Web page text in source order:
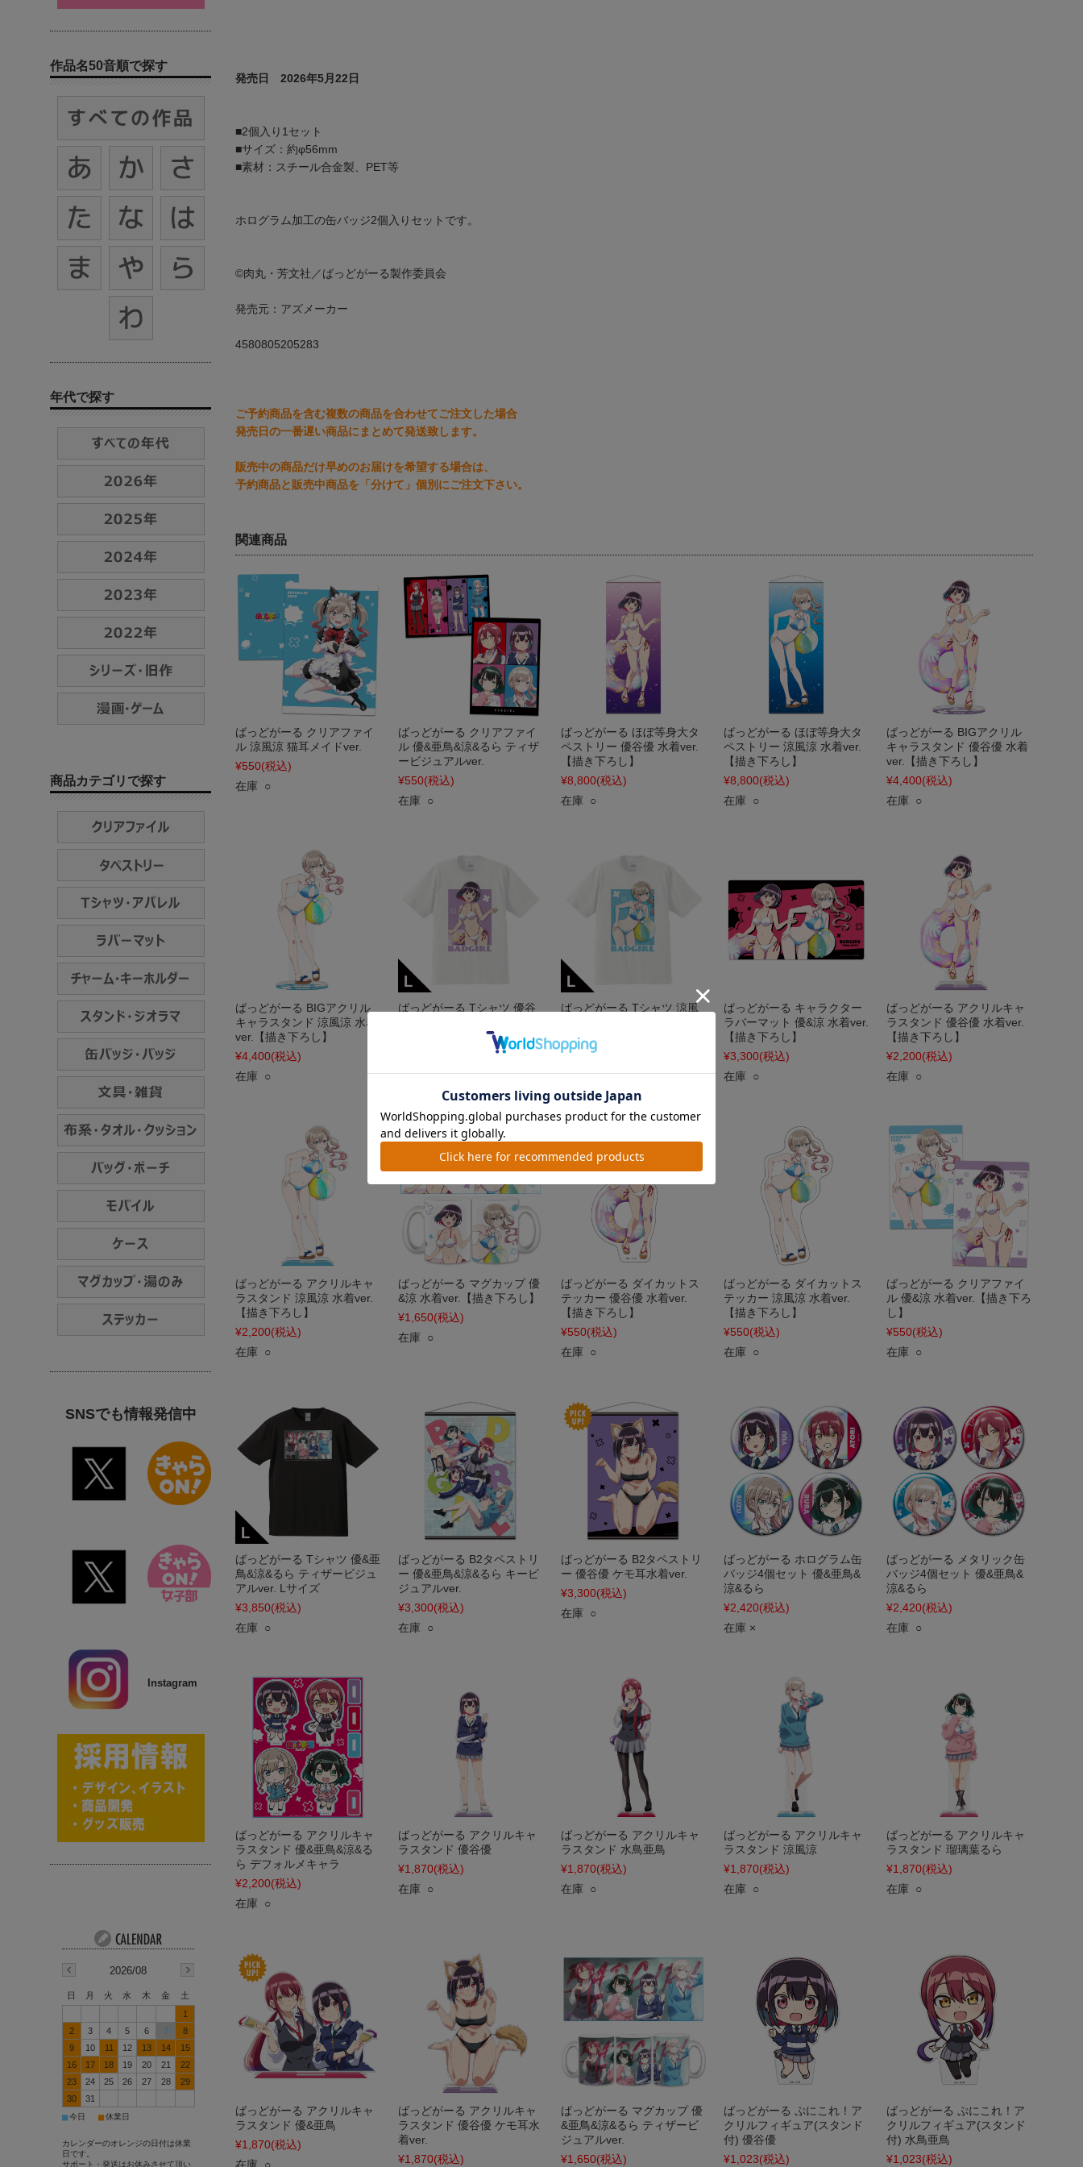
発売日 2026年5月22日
■2個入り1セット
■サイズ：約φ56mm
■素材：スチール合金製、PET等
ホログラム加工の缶バッジ2個入りセットです。
©肉丸・芳文社／ばっどがーる製作委員会
発売元：アズメーカー
4580805205283
ご予約商品を含む複数の商品を合わせてご注文した場合
発売日の一番遅い商品にまとめて発送致します。
販売中の商品だけ早めのお届けを希望する場合は、
予約商品と販売中商品を「分けて」個別にご注文下さい。
関連商品
ばっどがーる クリアファイ
ル 涼風涼 猫耳メイドver.
¥550(税込)
在庫 ○
ばっどがーる クリアファイ
ル 優&亜鳥&涼&るら ティザ
ービジュアルver.
¥550(税込)
在庫 ○
ばっどがーる ほぼ等身大タ
ペストリー 優谷優 水着ver.
【描き下ろし】
¥8,800(税込)
在庫 ○
ばっどがーる ほぼ等身大タ
ペストリー 涼風涼 水着ver.
【描き下ろし】
¥8,800(税込)
在庫 ○
ばっどがーる BIGアクリル
キャラスタンド 優谷優 水着
ver.【描き下ろし】
¥4,400(税込)
在庫 ○
ばっどがーる BIGアクリル
キャラスタンド 涼風涼 水着
ver.【描き下ろし】
¥4,400(税込)
在庫 ○
ばっどがーる Tシャツ 優谷
在庫 ○
ばっどがーる Tシャツ 涼風
ろし】
¥3,850
在庫 ○
ばっどがーる キャラクター
ラバーマット 優&涼 水着ver.
【描き下ろし】
¥3,300(税込)
在庫 ○
ばっどがーる アクリルキャ
ラスタンド 優谷優 水着ver.
【描き下ろし】
¥2,200(税込)
在庫 ○
ばっどがーる アクリルキャ
ラスタンド 涼風涼 水着ver.
【描き下ろし】
¥2,200(税込)
在庫 ○
ばっどがーる マグカップ 優
&涼 水着ver.【描き下ろし】
¥1,650(税込)
在庫 ○
ばっどがーる ダイカットス
テッカー 優谷優 水着ver.
【描き下ろし】
¥550(税込)
在庫 ○
ばっどがーる ダイカットス
テッカー 涼風涼 水着ver.
【描き下ろし】
¥550(税込)
在庫 ○
ばっどがーる クリアファイ
ル 優&涼 水着ver.【描き下ろ
し】
¥550(税込)
在庫 ○
ばっどがーる Tシャツ 優&亜
鳥&涼&るら ティザービジュ
アルver. Lサイズ
¥3,850(税込)
在庫 ○
ばっどがーる B2タペストリ
ー 優&亜鳥&涼&るら キービ
ジュアルver.
¥3,300(税込)
在庫 ○
ばっどがーる B2タペストリ
ー 優谷優 ケモ耳水着ver.
¥3,300(税込)
在庫 ○
ばっどがーる ホログラム缶
バッジ4個セット 優&亜鳥&
涼&るら
¥2,420(税込)
在庫 ×
ばっどがーる メタリック缶
バッジ4個セット 優&亜鳥&
涼&るら
¥2,420(税込)
在庫 ○
ばっどがーる アクリルキャ
ラスタンド 優&亜鳥&涼&る
ら デフォルメキャラ
¥2,200(税込)
在庫 ○
ばっどがーる アクリルキャ
ラスタンド 優谷優
¥1,870(税込)
在庫 ○
ばっどがーる アクリルキャ
ラスタンド 水鳥亜鳥
¥1,870(税込)
在庫 ○
ばっどがーる アクリルキャ
ラスタンド 涼風涼
¥1,870(税込)
在庫 ○
ばっどがーる アクリルキャ
ラスタンド 瑠璃葉るら
¥1,870(税込)
在庫 ○
ばっどがーる アクリルキャ
ラスタンド 優&亜鳥
¥1,870(税込)
ばっどがーる アクリルキャ
ラスタンド 優谷優 ケモ耳水
着ver.
¥1,870(税込)
ばっどがーる マグカップ 優
&亜鳥&涼&るら ティザービ
ジュアルver.
¥1,650(税込)
ばっどがーる ぷにこれ！ア
クリルフィギュア(スタンド
付) 優谷優
¥1,023(税込)
ばっどがーる ぷにこれ！ア
クリルフィギュア(スタンド
付) 水鳥亜鳥
¥1,023(税込)
作品名50音順で探す
年代で探す
商品カテゴリで探す
SNSでも情報発信中
Instagram
2026/08
日 月 火 水 木 金
土
1
2
3 4 5 6 7
8
9
10 11 12 13 14
15
16
17 18 19 20 21
22
23
24 25 26 27 28
29
30
31
■今日 ■休業日
カレンダーのオレンジの日付は休業
日です。
サポート・発送はお休みさせて頂い